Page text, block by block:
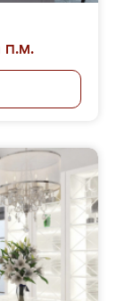
п.м.